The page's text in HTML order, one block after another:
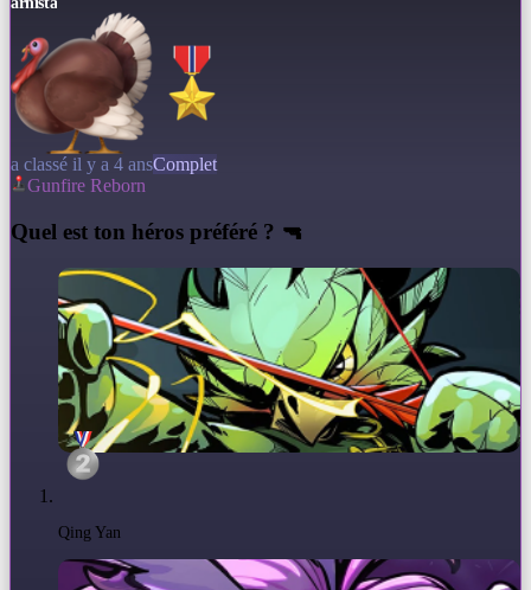
a classé il y a 4 ansComplet
Gunfire Reborn
Quel est ton héros préféré ? 🔫
Qing Yan